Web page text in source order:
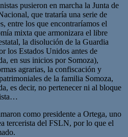
pusieron en marcha la Junta de
que trataría una serie de
entre los que encontraríamos el
mixta que armonizara el libre
la disolución de la Guardia
los Estados Unidos antes de
en sus inicios por Somoza),
agrarias, la confiscación y
de la familia Somoza,
es decir, no pertenecer ni al bloque
como presidente a Ortega, uno
tercerista del FSLN, por lo que el